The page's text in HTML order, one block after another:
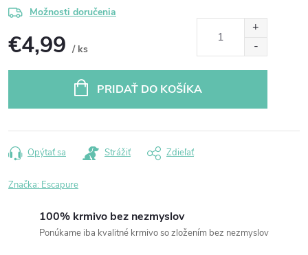
Možnosti doručenia
€4,99 / ks
PRIDAŤ DO KOŠÍKA
Opýtať sa Strážiť Zdieľať
Značka: Escapure
100% krmivo bez nezmyslov
Ponúkame iba kvalitné krmivo so zložením bez nezmyslov